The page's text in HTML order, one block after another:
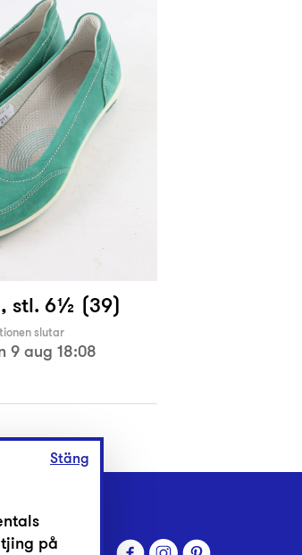
stl. 6½ (39)
slutar
9 aug 18:08
Stäng
på